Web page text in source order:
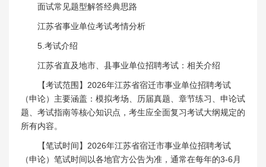
面试常见题型解答经典思路
江苏省事业单位考试考情分析
5.考试介绍
江苏省直及地市、县事业单位招聘考试：相关介绍
【考试范围】2026年江苏省宿迁市事业单位招聘考试
（申论）主要涵盖：模拟考场、历届真题、章节练习、申论试
题、考试指南等核心知识点，考生应全面复习考试大纲规定的
所有内容。
【笔试时间】2026年江苏省宿迁市事业单位招聘考试
（申论）笔试时间以各地官方公告为准，通常在每年的3-6月